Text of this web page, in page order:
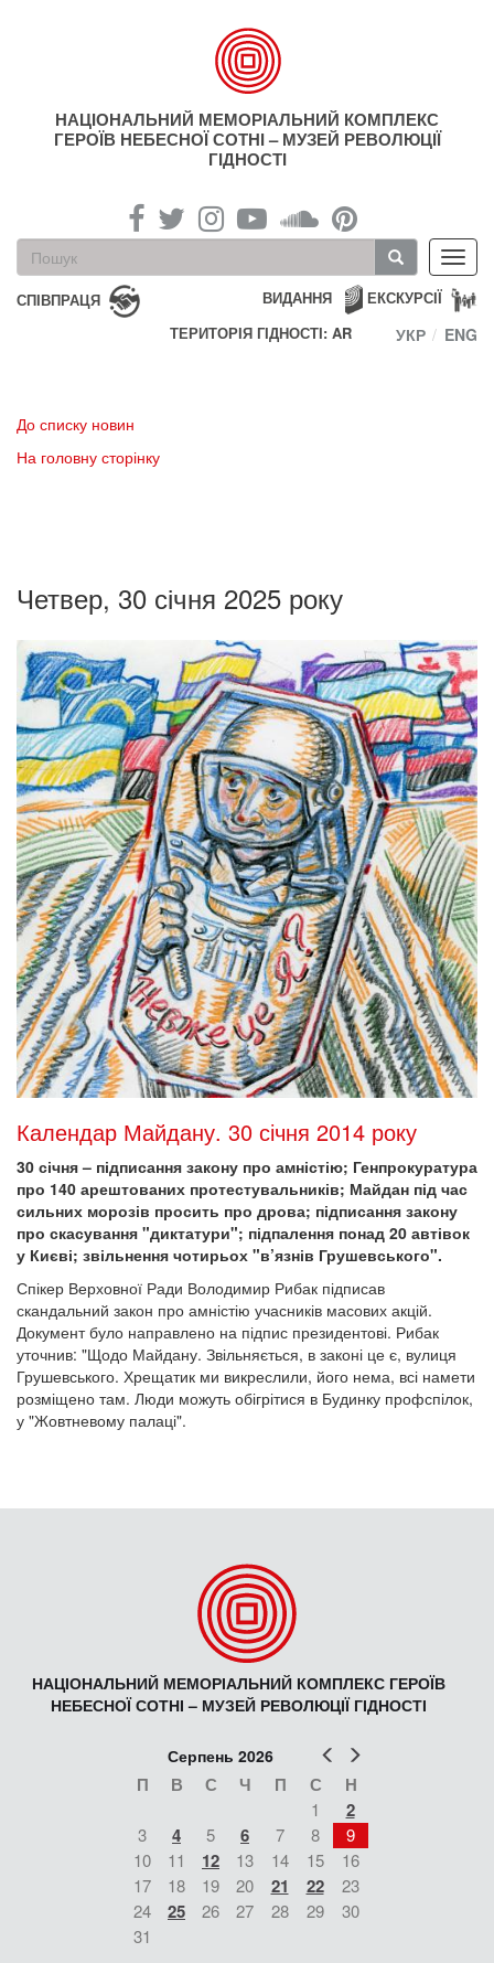
НАЦІОНАЛЬНИЙ МЕМОРІАЛЬНИЙ КОМПЛЕКС
ГЕРОЇВ НЕБЕСНОЇ СОТНІ – МУЗЕЙ РЕВОЛЮЦІЇ
ГІДНОСТІ
Пошукова
форма
Пошук
СПІВПРАЦЯ ЕКСКУРСІЇ
ВИДАННЯ
ТЕРИТОРІЯ ГІДНОСТІ: AR
УКР ENG
До списку новин
На головну сторінку
Четвер, 30 січня 2025 року
Календар Майдану. 30 січня 2014 року
30 січня – підписання закону про амністію; Генпрокуратура
про 140 арештованих протестувальників; Майдан під час
сильних морозів просить про дрова; підписання закону
про скасування "диктатури"; підпалення понад 20 автівок
у Києві; звільнення чотирьох "в’язнів Грушевського".
Спікер Верховної Ради Володимир Рибак підписав
скандальний закон про амністію учасників масових акцій.
Документ було направлено на підпис президентові. Рибак
уточнив: "Щодо Майдану. Звільняється, в законі це є, вулиця
Грушевського. Хрещатик ми викреслили, його нема, всі намети
розміщено там. Люди можуть обігрітися в Будинку профспілок,
у "Жовтневому палаці".
НАЦІОНАЛЬНИЙ МЕМОРІАЛЬНИЙ КОМПЛЕКС ГЕРОЇВ
НЕБЕСНОЇ СОТНІ – МУЗЕЙ РЕВОЛЮЦІЇ ГІДНОСТІ
Попер
Серпень 2026
П В С Ч П С Н
1 2
3 4 5 6 7 8
9
10
11 12 13 14 15
16
17
18 19 20 21 22
23
24
25 26 27 28 29
30
31